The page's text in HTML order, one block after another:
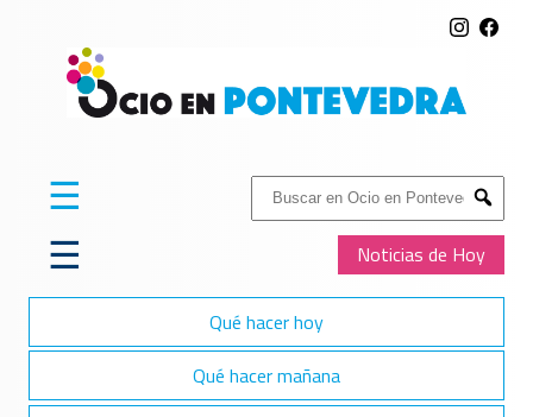
Buscar:
Submit
Noticias de Hoy
☰
☰
Qué hacer hoy
Qué hacer mañana